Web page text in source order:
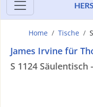
Home Tische
James Irvine für
S 1124 Säulentisch